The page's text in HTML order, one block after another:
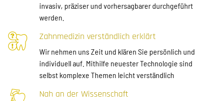
invasiv, präziser und vorhersagbarer durchgeführt
werden.
Zahnmedizin verständlich erklärt
Wir nehmen uns Zeit und klären Sie persönlich und
individuell auf. Mithilfe neuester Technologie sind
selbst komplexe Themen leicht verständlich
Nah an der Wissenschaft